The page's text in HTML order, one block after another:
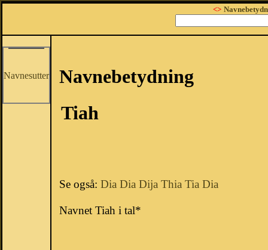
<>
Navnesutter
Navnebetydning
Tiah
Se også: Dia Dia Dija Thia Tia Dia
Navnet Tiah i tal*